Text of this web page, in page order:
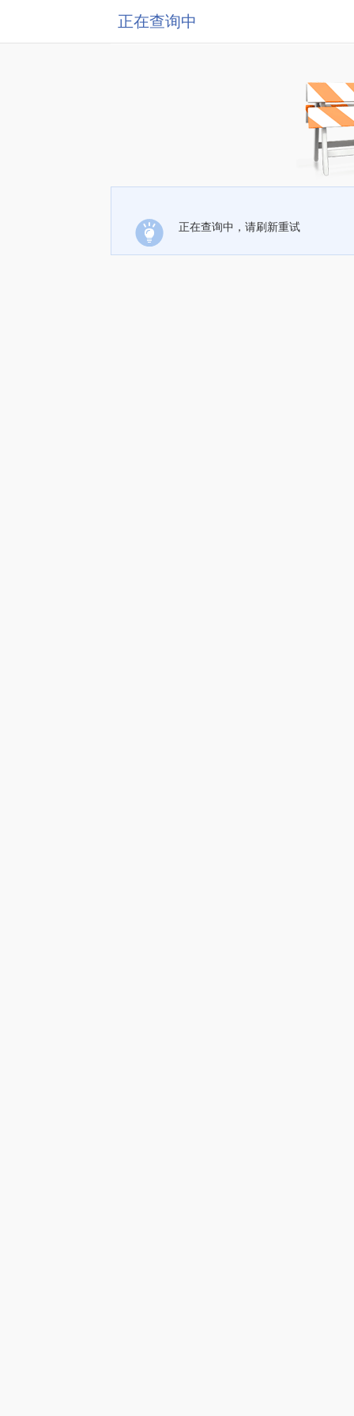
正在查询中
正在查询中，请刷新重试